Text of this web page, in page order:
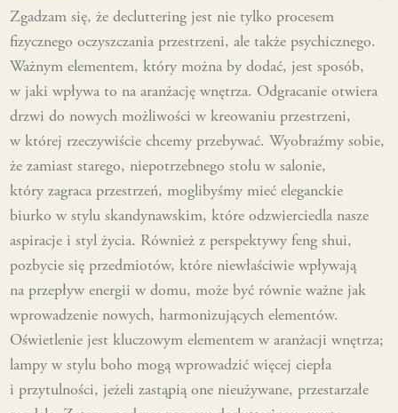
Zgadzam się, że decluttering jest nie tylko procesem
fizycznego oczyszczania przestrzeni, ale także psychicznego.
Ważnym elementem, który można by dodać, jest sposób,
w jaki wpływa to na aranżację wnętrza. Odgracanie otwiera
drzwi do nowych możliwości w kreowaniu przestrzeni,
w której rzeczywiście chcemy przebywać. Wyobraźmy sobie,
że zamiast starego, niepotrzebnego stołu w salonie,
który zagraca przestrzeń, moglibyśmy mieć eleganckie
biurko w stylu skandynawskim, które odzwierciedla nasze
aspiracje i styl życia. Również z perspektywy feng shui,
pozbycie się przedmiotów, które niewłaściwie wpływają
na przepływ energii w domu, może być równie ważne jak
wprowadzenie nowych, harmonizujących elementów.
Oświetlenie jest kluczowym elementem w aranżacji wnętrza;
lampy w stylu boho mogą wprowadzić więcej ciepła
i przytulności, jeżeli zastąpią one nieużywane, przestarzałe